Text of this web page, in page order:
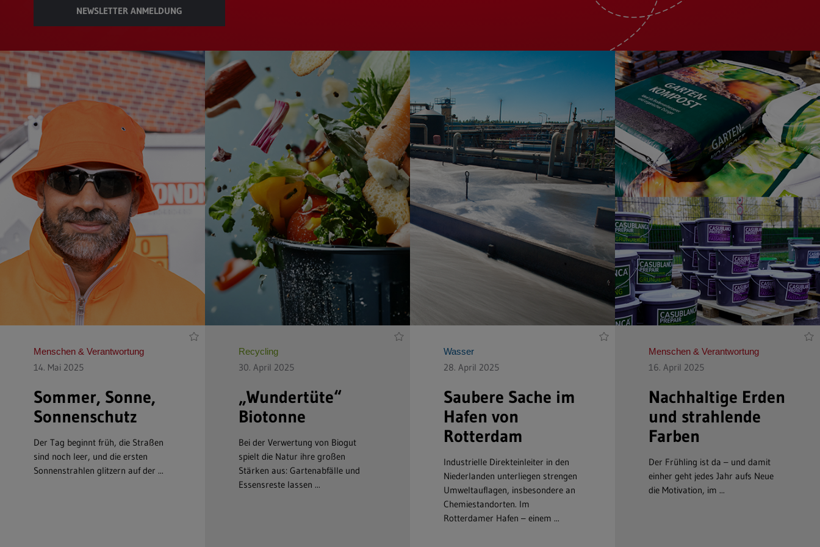
NEWSLETTER ANMELDUNG
Menschen & Verantwortung
14. Mai 2025
Sommer, Sonne,
Sonnenschutz
Der Tag beginnt früh, die Straßen
sind noch leer, und die ersten
Sonnenstrahlen glitzern auf der ...
Recycling
30. April 2025
„Wundertüte“
Biotonne
Bei der Verwertung von Biogut
spielt die Natur ihre großen
Stärken aus: Gartenabfälle und
Essensreste lassen ...
Wasser
28. April 2025
Saubere Sache im
Hafen von
Rotterdam
Industrielle Direkteinleiter in den
Niederlanden unterliegen strengen
Umweltauflagen, insbesondere an
Chemiestandorten. Im
Rotterdamer Hafen – einem ...
Menschen & Verantwortung
16. April 2025
Nachhaltige Erden
und strahlende
Farben
Der Frühling ist da – und damit
einher geht jedes Jahr aufs Neue
die Motivation, im ...